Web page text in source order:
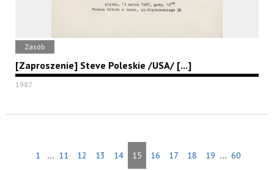
Zasób
[Zaproszenie] Steve Poleskie /USA/ [...]
1987
1 ... 11 12 13 14 15 16 17 18 19 ... 60